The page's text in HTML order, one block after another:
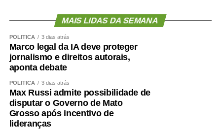
MAIS LIDAS DA SEMANA
POLÍTICA 3 dias atrás
Marco legal da IA deve proteger
jornalismo e direitos autorais,
aponta debate
POLÍTICA 3 dias atrás
Max Russi admite possibilidade de
disputar o Governo de Mato
Grosso após incentivo de
lideranças